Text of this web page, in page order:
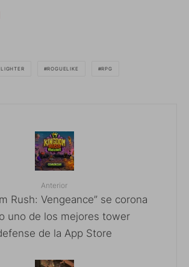
ROGUELIKE RPG
Anterior
Rush: Vengeance” se corona
uno de los mejores tower
de la App Store